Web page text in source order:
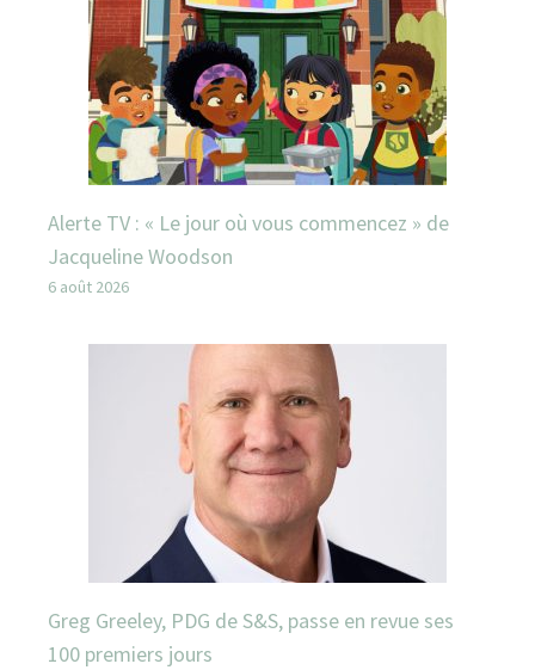
Alerte TV : « Le jour où vous commencez » de
Jacqueline Woodson
6 août 2026
Greg Greeley, PDG de S&S, passe en revue ses
100 premiers jours